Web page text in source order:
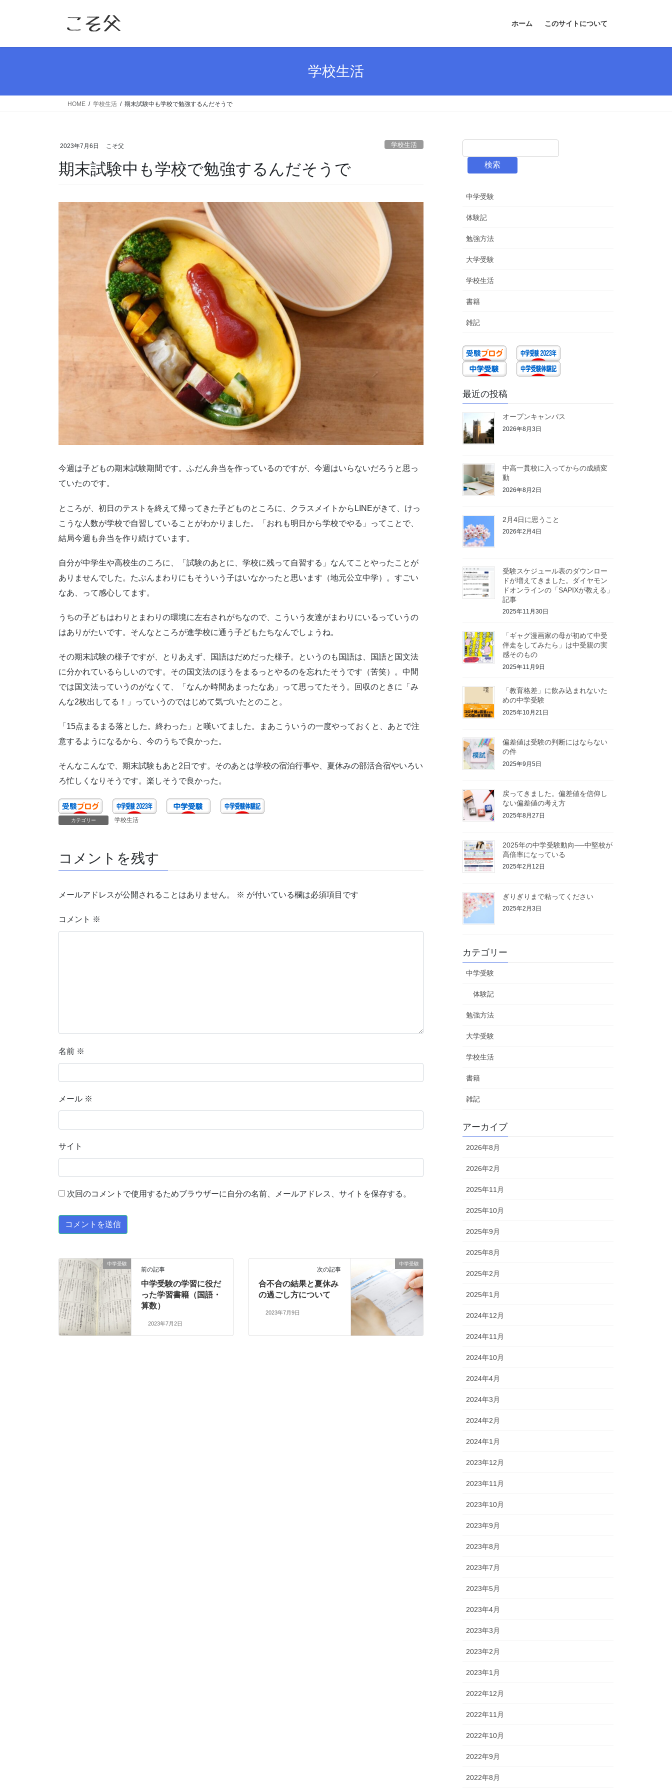
ホーム このサイトについて
学校生活
HOME 学校生活 期末試験中も学校で勉強するんだそうで
2023年7月6日 こそ父 学校生活
期末試験中も学校で勉強するんだそうで
今週は子どもの期末試験期間です。ふだん弁当を作っているのですが、今週はいらないだろうと思っ
ていたのです。
ところが、初日のテストを終えて帰ってきた子どものところに、クラスメイトからLINEがきて、けっ
こうな人数が学校で自習していることがわかりました。「おれも明日から学校でやる」ってことで、
結局今週も弁当を作り続けています。
自分が中学生や高校生のころに、「試験のあとに、学校に残って自習する」なんてことやったことが
ありませんでした。たぶんまわりにもそういう子はいなかったと思います（地元公立中学）。すごい
なあ、って感心してます。
うちの子どもはわりとまわりの環境に左右されがちなので、こういう友達がまわりにいるっていうの
はありがたいです。そんなところが進学校に通う子どもたちなんでしょうね。
その期末試験の様子ですが、とりあえず、国語はだめだった様子。というのも国語は、国語と国文法
に分かれているらしいのです。その国文法のほうをまるっとやるのを忘れたそうです（苦笑）。中間
では国文法っていうのがなくて、「なんか時間あまったなあ」って思ってたそう。回収のときに「み
んな2枚出してる！」っていうのではじめて気づいたとのこと。
「15点まるまる落とした。終わった」と嘆いてました。まあこういうの一度やっておくと、あとで注
意するようになるから、今のうちで良かった。
そんなこんなで、期末試験もあと2日です。そのあとは学校の宿泊行事や、夏休みの部活合宿やいろい
ろ忙しくなりそうです。楽しそうで良かった。
カテゴリー 学校生活
コメントを残す
メールアドレスが公開されることはありません。 ※ が付いている欄は必須項目です
コメント ※
名前 ※
メール ※
サイト
次回のコメントで使用するためブラウザーに自分の名前、メールアドレス、サイトを保存する。
中学受験
前の記事
中学受験の学習に役だ
った学習書籍（国語・
算数）
2023年7月2日
中学受験
次の記事
合不合の結果と夏休み
の過ごし方について
2023年7月9日
検索
中学受験
体験記
勉強方法
大学受験
学校生活
書籍
雑記
最近の投稿
オープンキャンパス
2026年8月3日
中高一貫校に入ってからの成績変
動
2026年8月2日
2月4日に思うこと
2026年2月4日
受験スケジュール表のダウンロー
ドが増えてきました。ダイヤモン
ドオンラインの「SAPIXが教える」
記事
2025年11月30日
「ギャグ漫画家の母が初めて中受
伴走をしてみたら」は中受親の実
感そのもの
2025年11月9日
「教育格差」に飲み込まれないた
めの中学受験
2025年10月21日
偏差値は受験の判断にはならない
の件
2025年9月5日
戻ってきました。偏差値を信仰し
ない偏差値の考え方
2025年8月27日
2025年の中学受験動向──中堅校が
高倍率になっている
2025年2月12日
ぎりぎりまで粘ってください
2025年2月3日
カテゴリー
中学受験
体験記
勉強方法
大学受験
学校生活
書籍
雑記
アーカイブ
2026年8月
2026年2月
2025年11月
2025年10月
2025年9月
2025年8月
2025年2月
2025年1月
2024年12月
2024年11月
2024年10月
2024年4月
2024年3月
2024年2月
2024年1月
2023年12月
2023年11月
2023年10月
2023年9月
2023年8月
2023年7月
2023年5月
2023年4月
2023年3月
2023年2月
2023年1月
2022年12月
2022年11月
2022年10月
2022年9月
2022年8月